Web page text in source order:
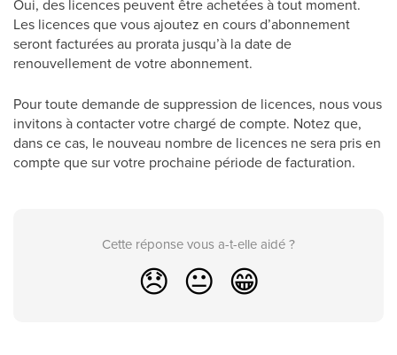
Oui, des licences peuvent être achetées à tout moment.
Les licences que vous ajoutez en cours d’abonnement
seront facturées au prorata jusqu’à la date de
renouvellement de votre abonnement.
Pour toute demande de suppression de licences, nous vous
invitons à contacter votre chargé de compte. Notez que,
dans ce cas, le nouveau nombre de licences ne sera pris en
compte que sur votre prochaine période de facturation.
Cette réponse vous a-t-elle aidé ?
😞 😐 😁